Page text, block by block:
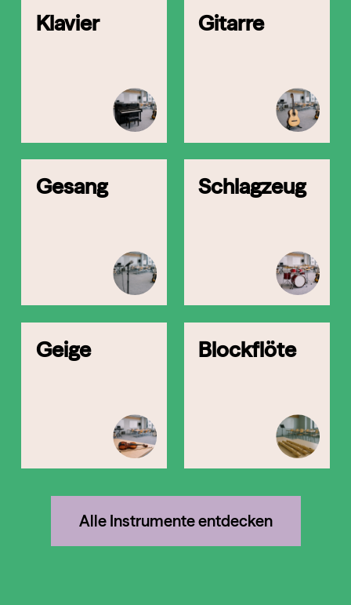
Klavier Gitarre
Gesang Schlagzeug
Geige Blockflöte
Alle Instrumente entdecken